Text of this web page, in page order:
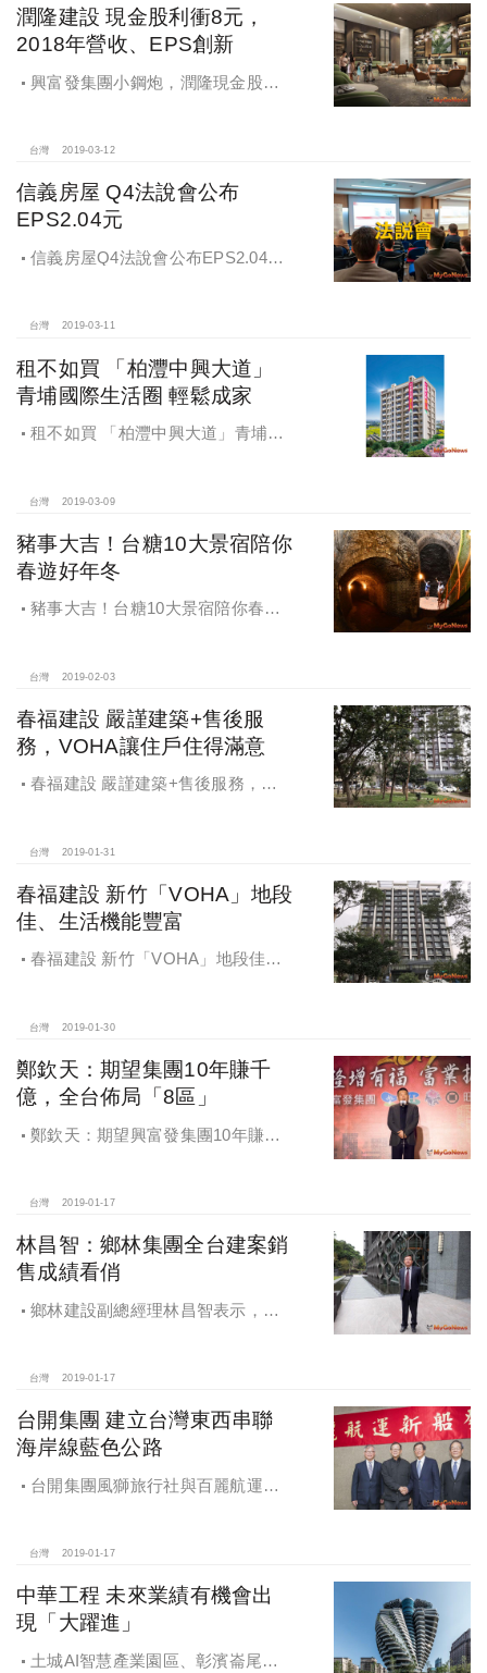
潤隆建設 現金股利衝8元，
2018年營收、EPS創新
興富發集團小鋼炮，潤隆現金股利
台灣 2019-03-12
信義房屋 Q4法說會公布
EPS2.04元
信義房屋Q4法說會公布EPS2.04元
台灣 2019-03-11
租不如買 「柏灃中興大道」
青埔國際生活圈 輕鬆成家
租不如買 「柏灃中興大道」青埔國
台灣 2019-03-09
豬事大吉！台糖10大景宿陪你
春遊好年冬
豬事大吉！台糖10大景宿陪你春遊
台灣 2019-02-03
春福建設 嚴謹建築+售後服
務，VOHA讓住戶住得滿意
春福建設 嚴謹建築+售後服務，
台灣 2019-01-31
春福建設 新竹「VOHA」地段
佳、生活機能豐富
春福建設 新竹「VOHA」地段佳、
台灣 2019-01-30
鄭欽天：期望集團10年賺千
億，全台佈局「8區」
鄭欽天：期望興富發集團10年賺千
店」領域
台灣 2019-01-17
林昌智：鄉林集團全台建案銷
售成績看俏
鄉林建設副總經理林昌智表示，鄉
台灣 2019-01-17
台開集團 建立台灣東西串聯
海岸線藍色公路
台開集團風獅旅行社與百麗航運共
船開航
台灣 2019-01-17
中華工程 未來業績有機會出
現「大躍進」
土城AI智慧產業園區、彰濱崙尾